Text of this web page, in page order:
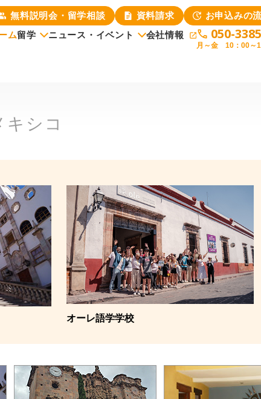
無料説明会・留学相談 資料請求 お申込みの
ム留学
れ
学
ラン
可能
ン）
可能
ッスン）
（正規留学）
ニュース・イベント 会社情報 050-
月～金 10：00～
キシコ
オーレ語学学校